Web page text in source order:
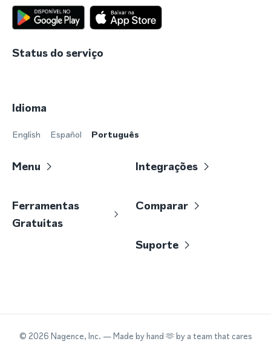
Status do serviço
Idioma
English Español Português
Menu Integrações
Ferramentas
Gratuitas
Comparar
Suporte
© 2026 Nagence, Inc. — Made by hand 🫶 by a team that cares